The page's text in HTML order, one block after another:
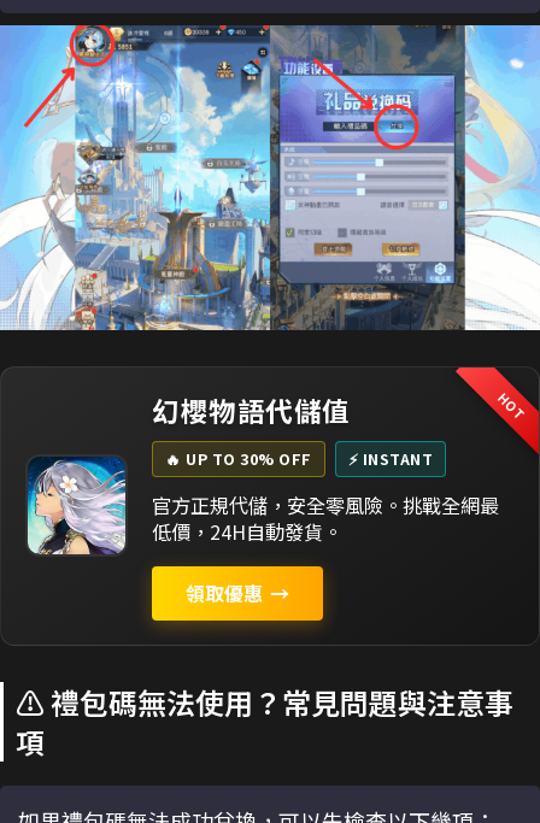
HOT
幻櫻物語代儲值
🔥 UP TO 30% OFF ⚡ INSTANT
官方正規代儲，安全零風險。挑戰全網最
低價，24H自動發貨。
領取優惠 →
⚠️ 禮包碼無法使用？常見問題與注意事
項